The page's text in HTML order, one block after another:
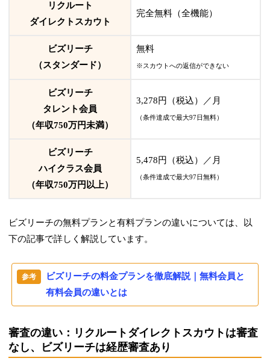
リクルート
ダイレクトスカウト
完全無料（全機能）
ビズリーチ
（スタンダード）
無料
※スカウトへの返信ができない
ビズリーチ
タレント会員
（年収750万円未満）
3,278円（税込）／月
（条件達成で最大97日無料）
ビズリーチ
ハイクラス会員
（年収750万円以上）
5,478円（税込）／月
（条件達成で最大97日無料）
ビズリーチの無料プランと有料プランの違いについては、以
下の記事で詳しく解説しています。
ビズリーチの料金プランを徹底解説｜無料会員と
有料会員の違いとは
審査の違い：リクルートダイレクトスカウトは審査
なし、ビズリーチは経歴審査あり